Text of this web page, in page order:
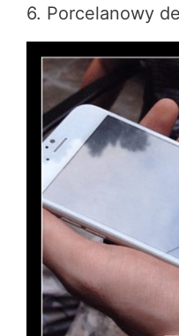
6. Porcelanowy